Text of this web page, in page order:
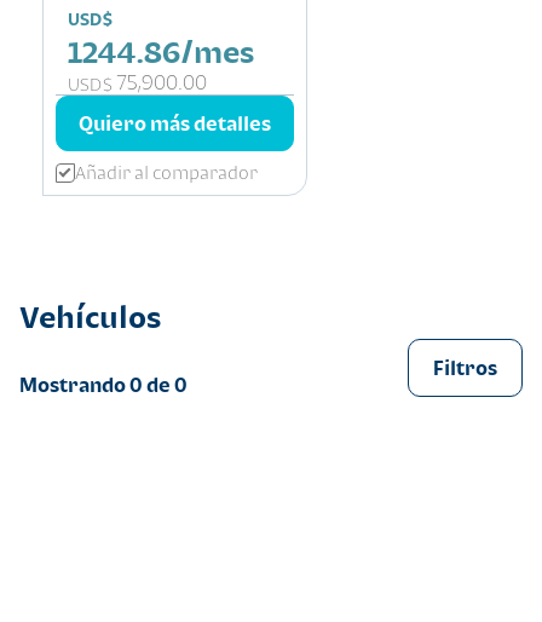
USD$
1244.86/mes
USD$ 75,900.00
Quiero más detalles
Añadir al comparador
Vehículos
Mostrando0 de 0
Filtros